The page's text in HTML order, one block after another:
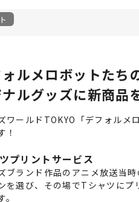
ォルメロボットた
ルグッズに新商品
ワールドTOKYO「デフォル
！
プリントサービス
ブランド作品のアニメ放送当
を選び、その場でTシャツに